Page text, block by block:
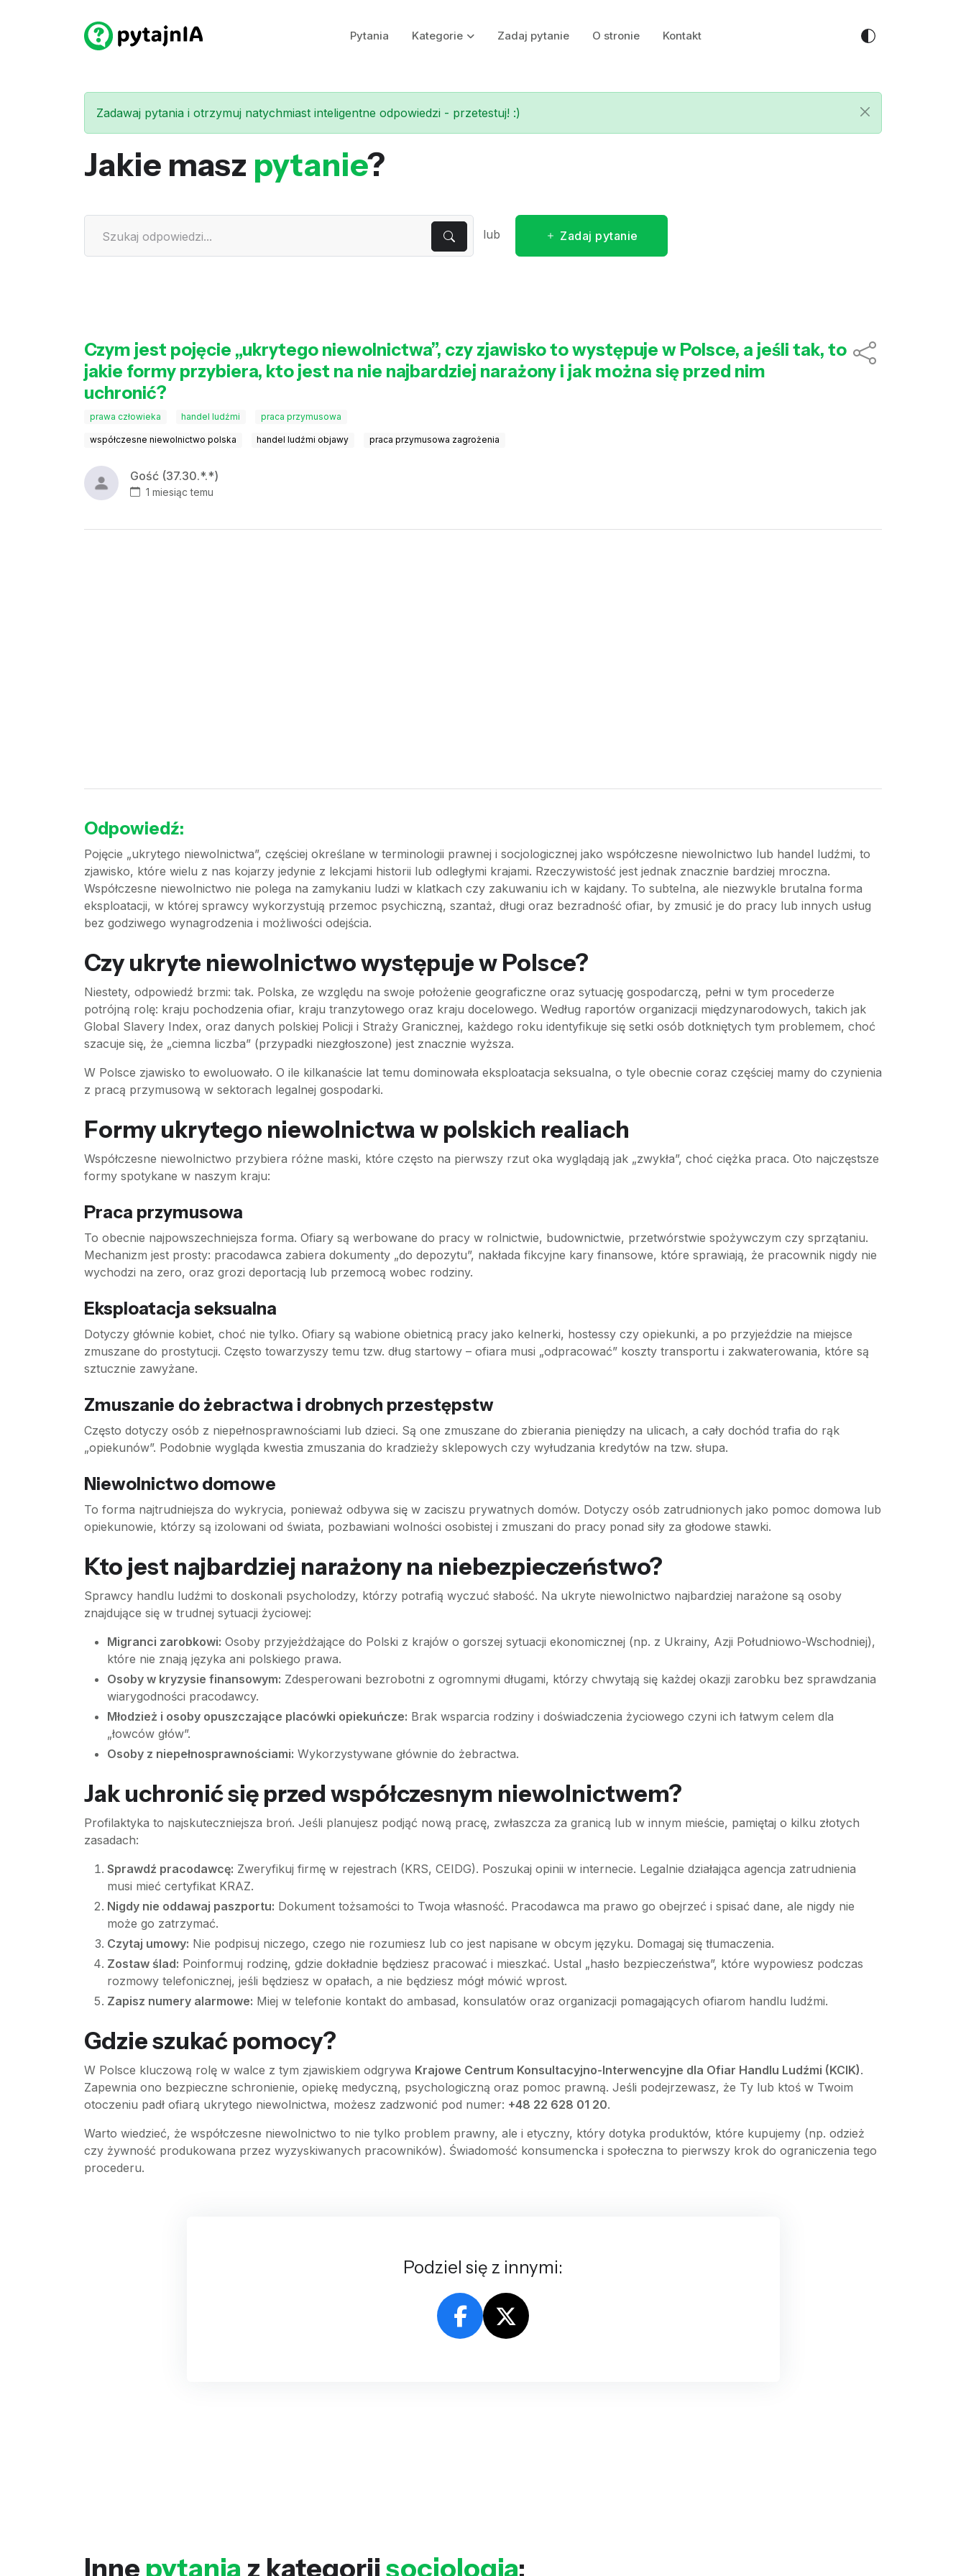
Pytania Kategorie Zadaj pytanie O stronie Kontakt
Zadawaj pytania i otrzymuj natychmiast inteligentne odpowiedzi - przetestuj! :)
Jakie masz pytanie?
lub Zadaj pytanie
Czym jest pojęcie „ukrytego niewolnictwa”, czy zjawisko to występuje w Polsce, a jeśli tak, to
jakie formy przybiera, kto jest na nie najbardziej narażony i jak można się przed nim
uchronić?
prawa człowieka handel ludźmi praca przymusowa
współczesne niewolnictwo polska handel ludźmi objawy praca przymusowa zagrożenia
Gość (37.30.*.*)
1 miesiąc temu
Odpowiedź:
Pojęcie „ukrytego niewolnictwa”, częściej określane w terminologii prawnej i socjologicznej jako współczesne niewolnictwo lub handel ludźmi, to
zjawisko, które wielu z nas kojarzy jedynie z lekcjami historii lub odległymi krajami. Rzeczywistość jest jednak znacznie bardziej mroczna.
Współczesne niewolnictwo nie polega na zamykaniu ludzi w klatkach czy zakuwaniu ich w kajdany. To subtelna, ale niezwykle brutalna forma
eksploatacji, w której sprawcy wykorzystują przemoc psychiczną, szantaż, długi oraz bezradność ofiar, by zmusić je do pracy lub innych usług
bez godziwego wynagrodzenia i możliwości odejścia.
Czy ukryte niewolnictwo występuje w Polsce?
Niestety, odpowiedź brzmi: tak. Polska, ze względu na swoje położenie geograficzne oraz sytuację gospodarczą, pełni w tym procederze
potrójną rolę: kraju pochodzenia ofiar, kraju tranzytowego oraz kraju docelowego. Według raportów organizacji międzynarodowych, takich jak
Global Slavery Index, oraz danych polskiej Policji i Straży Granicznej, każdego roku identyfikuje się setki osób dotkniętych tym problemem, choć
szacuje się, że „ciemna liczba” (przypadki niezgłoszone) jest znacznie wyższa.
W Polsce zjawisko to ewoluowało. O ile kilkanaście lat temu dominowała eksploatacja seksualna, o tyle obecnie coraz częściej mamy do czynienia
z pracą przymusową w sektorach legalnej gospodarki.
Formy ukrytego niewolnictwa w polskich realiach
Współczesne niewolnictwo przybiera różne maski, które często na pierwszy rzut oka wyglądają jak „zwykła”, choć ciężka praca. Oto najczęstsze
formy spotykane w naszym kraju:
Praca przymusowa
To obecnie najpowszechniejsza forma. Ofiary są werbowane do pracy w rolnictwie, budownictwie, przetwórstwie spożywczym czy sprzątaniu.
Mechanizm jest prosty: pracodawca zabiera dokumenty „do depozytu”, nakłada fikcyjne kary finansowe, które sprawiają, że pracownik nigdy nie
wychodzi na zero, oraz grozi deportacją lub przemocą wobec rodziny.
Eksploatacja seksualna
Dotyczy głównie kobiet, choć nie tylko. Ofiary są wabione obietnicą pracy jako kelnerki, hostessy czy opiekunki, a po przyjeździe na miejsce
zmuszane do prostytucji. Często towarzyszy temu tzw. dług startowy – ofiara musi „odpracować” koszty transportu i zakwaterowania, które są
sztucznie zawyżane.
Zmuszanie do żebractwa i drobnych przestępstw
Często dotyczy osób z niepełnosprawnościami lub dzieci. Są one zmuszane do zbierania pieniędzy na ulicach, a cały dochód trafia do rąk
„opiekunów”. Podobnie wygląda kwestia zmuszania do kradzieży sklepowych czy wyłudzania kredytów na tzw. słupa.
Niewolnictwo domowe
To forma najtrudniejsza do wykrycia, ponieważ odbywa się w zaciszu prywatnych domów. Dotyczy osób zatrudnionych jako pomoc domowa lub
opiekunowie, którzy są izolowani od świata, pozbawiani wolności osobistej i zmuszani do pracy ponad siły za głodowe stawki.
Kto jest najbardziej narażony na niebezpieczeństwo?
Sprawcy handlu ludźmi to doskonali psycholodzy, którzy potrafią wyczuć słabość. Na ukryte niewolnictwo najbardziej narażone są osoby
znajdujące się w trudnej sytuacji życiowej:
Migranci zarobkowi: Osoby przyjeżdżające do Polski z krajów o gorszej sytuacji ekonomicznej (np. z Ukrainy, Azji Południowo-Wschodniej),
które nie znają języka ani polskiego prawa.
Osoby w kryzysie finansowym: Zdesperowani bezrobotni z ogromnymi długami, którzy chwytają się każdej okazji zarobku bez sprawdzania
wiarygodności pracodawcy.
Młodzież i osoby opuszczające placówki opiekuńcze: Brak wsparcia rodziny i doświadczenia życiowego czyni ich łatwym celem dla
„łowców głów”.
Osoby z niepełnosprawnościami: Wykorzystywane głównie do żebractwa.
Jak uchronić się przed współczesnym niewolnictwem?
Profilaktyka to najskuteczniejsza broń. Jeśli planujesz podjąć nową pracę, zwłaszcza za granicą lub w innym mieście, pamiętaj o kilku złotych
zasadach:
Sprawdź pracodawcę: Zweryfikuj firmę w rejestrach (KRS, CEIDG). Poszukaj opinii w internecie. Legalnie działająca agencja zatrudnienia
musi mieć certyfikat KRAZ.
Nigdy nie oddawaj paszportu: Dokument tożsamości to Twoja własność. Pracodawca ma prawo go obejrzeć i spisać dane, ale nigdy nie
może go zatrzymać.
Czytaj umowy: Nie podpisuj niczego, czego nie rozumiesz lub co jest napisane w obcym języku. Domagaj się tłumaczenia.
Zostaw ślad: Poinformuj rodzinę, gdzie dokładnie będziesz pracować i mieszkać. Ustal „hasło bezpieczeństwa”, które wypowiesz podczas
rozmowy telefonicznej, jeśli będziesz w opałach, a nie będziesz mógł mówić wprost.
Zapisz numery alarmowe: Miej w telefonie kontakt do ambasad, konsulatów oraz organizacji pomagających ofiarom handlu ludźmi.
Gdzie szukać pomocy?
W Polsce kluczową rolę w walce z tym zjawiskiem odgrywa Krajowe Centrum Konsultacyjno-Interwencyjne dla Ofiar Handlu Ludźmi (KCIK).
Zapewnia ono bezpieczne schronienie, opiekę medyczną, psychologiczną oraz pomoc prawną. Jeśli podejrzewasz, że Ty lub ktoś w Twoim
otoczeniu padł ofiarą ukrytego niewolnictwa, możesz zadzwonić pod numer: +48 22 628 01 20.
Warto wiedzieć, że współczesne niewolnictwo to nie tylko problem prawny, ale i etyczny, który dotyka produktów, które kupujemy (np. odzież
czy żywność produkowana przez wyzyskiwanych pracowników). Świadomość konsumencka i społeczna to pierwszy krok do ograniczenia tego
procederu.
Podziel się z innymi:
Inne pytania z kategoriisocjologia: